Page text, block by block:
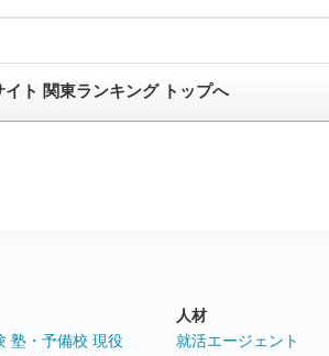
イト 関東ランキング トップへ
塾・予備校 現役
人材
就活エージェント